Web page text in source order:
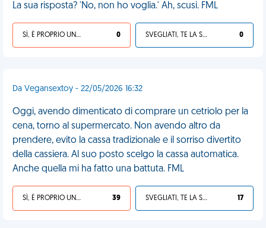
La sua risposta? 'No, non ho voglia.' Ah, scusi. FML
SÌ, È PROPRIO UNA VDM! 0 SVEGLIATI, TE LA SEI CERCATA! 0
Da Vegansextoy - 22/05/2026 16:32
Oggi, avendo dimenticato di comprare un cetriolo per la
cena, torno al supermercato. Non avendo altro da
prendere, evito la cassa tradizionale e il sorriso divertito
della cassiera. Al suo posto scelgo la cassa automatica.
Anche quella mi ha fatto una battuta. FML
SÌ, È PROPRIO UNA VDM! 39 SVEGLIATI, TE LA SEI CERCATA! 17